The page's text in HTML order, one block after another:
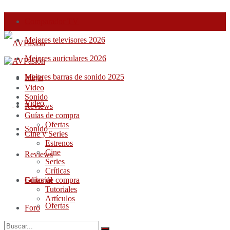
Mejores televisores 2026
Mejores auriculares 2026
Mejores barras de sonido 2025
Inicio
Video
Sonido
Reviews
Guías de compra
Ofertas
Inicio
Video
Sonido
Reviews
Guías de compra
Ofertas
Cine y Series
Estrenos
Cine
Series
Críticas
Editorial
Tutoriales
Artículos
Foro